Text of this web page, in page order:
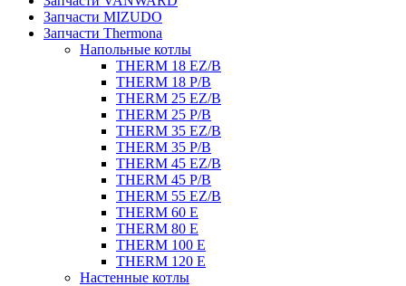
Запчасти MIZUDO
Запчасти Thermona
Напольные котлы
THERM 18 EZ/B
THERM 18 P/B
THERM 25 EZ/B
THERM 25 P/B
THERM 35 EZ/B
THERM 35 P/B
THERM 45 EZ/B
THERM 45 P/B
THERM 55 EZ/B
THERM 60 E
THERM 80 E
THERM 100 E
THERM 120 E
Настенные котлы